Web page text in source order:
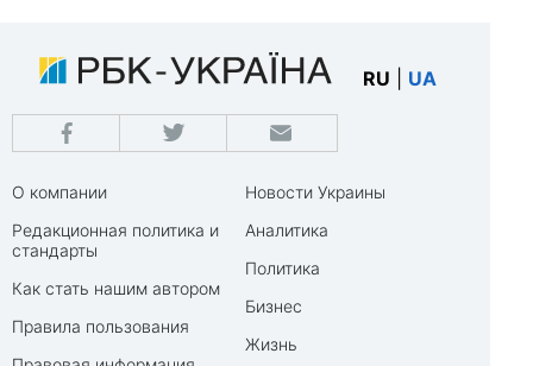
RU UA
О компании
Редакционная политика и
стандарты
Как стать нашим автором
Правила пользования
Новости Украины
Аналитика
Политика
Бизнес
Жизнь